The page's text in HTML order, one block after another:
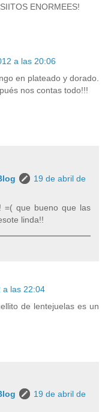
ENORMEES!
a las 20:06
en plateado y dorado.
nos contas todo!!!
19 de abril de
=( que bueno que las
linda!!
a las 22:04
de lentejuelas es un
19 de abril de